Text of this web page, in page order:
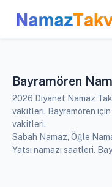
Bayramören
2026 Diyanet Namaz
vakitleri. Bayramören
vakitleri.
Sabah Namaz, Öğle
Yatsı namazı saatleri.